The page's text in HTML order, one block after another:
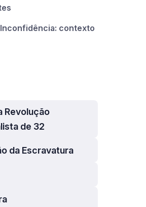
contexto
Revolução
de 32
da Escravatura